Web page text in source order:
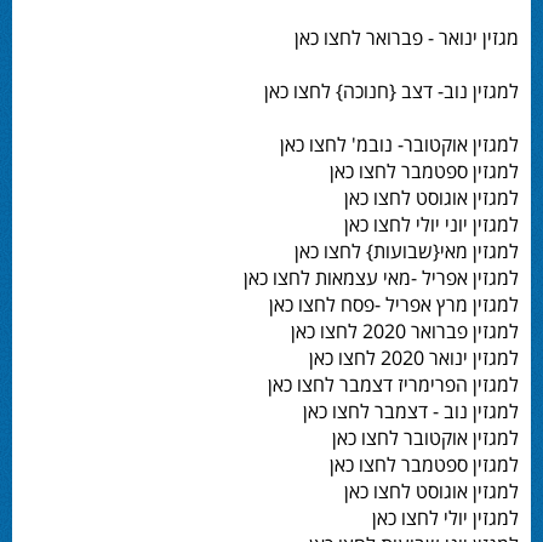
מגזין ינואר - פברואר לחצו כאן
למגזין נוב- דצב {חנוכה} לחצו כאן
למגזין אוקטובר- נובמ' לחצו כאן
למגזין ספטמבר לחצו כאן
למגזין אוגוסט לחצו כאן
למגזין יוני יולי לחצו כאן
למגזין מאי{שבועות} לחצו כאן
למגזין אפריל -מאי עצמאות לחצו כאן
למגזין מרץ אפריל -פסח לחצו כאן
למגזין פברואר 2020 לחצו כאן
למגזין ינואר 2020 לחצו כאן
למגזין הפרימריז דצמבר לחצו כאן
למגזין נוב - דצמבר לחצו כאן
למגזין אוקטובר לחצו כאן
למגזין ספטמבר לחצו כאן
למגזין אוגוסט לחצו כאן
למגזין יולי לחצו כאן